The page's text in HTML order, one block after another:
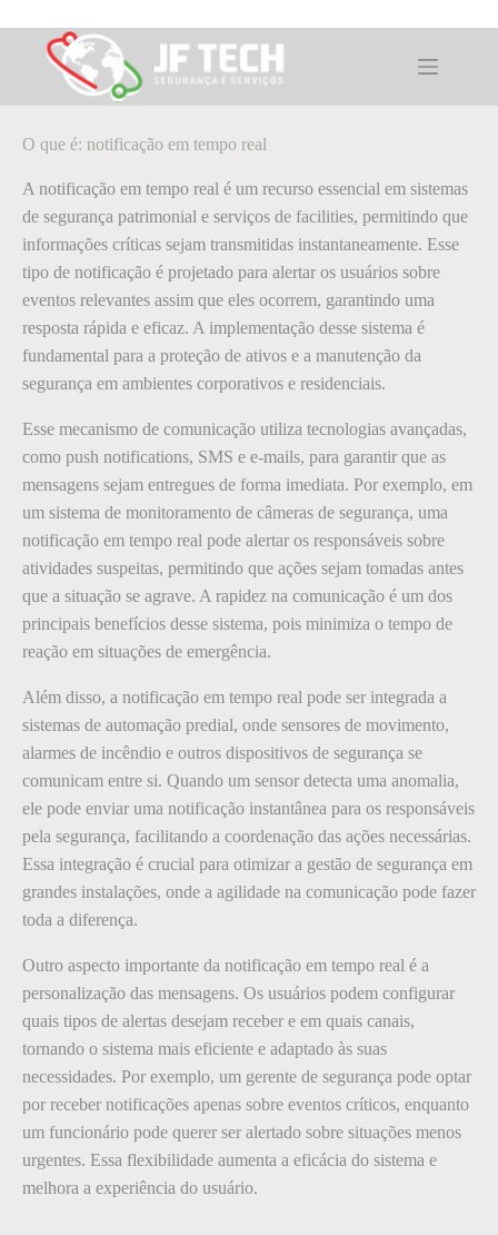
para
conteúdoO que é: notificação em tempo real
O que é: notificação em tempo real
A notificação em tempo real é um recurso essencial em sistemas
de segurança patrimonial e serviços de facilities, permitindo que
informações críticas sejam transmitidas instantaneamente. Esse
tipo de notificação é projetado para alertar os usuários sobre
eventos relevantes assim que eles ocorrem, garantindo uma
resposta rápida e eficaz. A implementação desse sistema é
fundamental para a proteção de ativos e a manutenção da
segurança em ambientes corporativos e residenciais.
Esse mecanismo de comunicação utiliza tecnologias avançadas,
como push notifications, SMS e e-mails, para garantir que as
mensagens sejam entregues de forma imediata. Por exemplo, em
um sistema de monitoramento de câmeras de segurança, uma
notificação em tempo real pode alertar os responsáveis sobre
atividades suspeitas, permitindo que ações sejam tomadas antes
que a situação se agrave. A rapidez na comunicação é um dos
principais benefícios desse sistema, pois minimiza o tempo de
reação em situações de emergência.
Além disso, a notificação em tempo real pode ser integrada a
sistemas de automação predial, onde sensores de movimento,
alarmes de incêndio e outros dispositivos de segurança se
comunicam entre si. Quando um sensor detecta uma anomalia,
ele pode enviar uma notificação instantânea para os responsáveis
pela segurança, facilitando a coordenação das ações necessárias.
Essa integração é crucial para otimizar a gestão de segurança em
grandes instalações, onde a agilidade na comunicação pode fazer
toda a diferença.
Outro aspecto importante da notificação em tempo real é a
personalização das mensagens. Os usuários podem configurar
quais tipos de alertas desejam receber e em quais canais,
tornando o sistema mais eficiente e adaptado às suas
necessidades. Por exemplo, um gerente de segurança pode optar
por receber notificações apenas sobre eventos críticos, enquanto
um funcionário pode querer ser alertado sobre situações menos
urgentes. Essa flexibilidade aumenta a eficácia do sistema e
melhora a experiência do usuário.